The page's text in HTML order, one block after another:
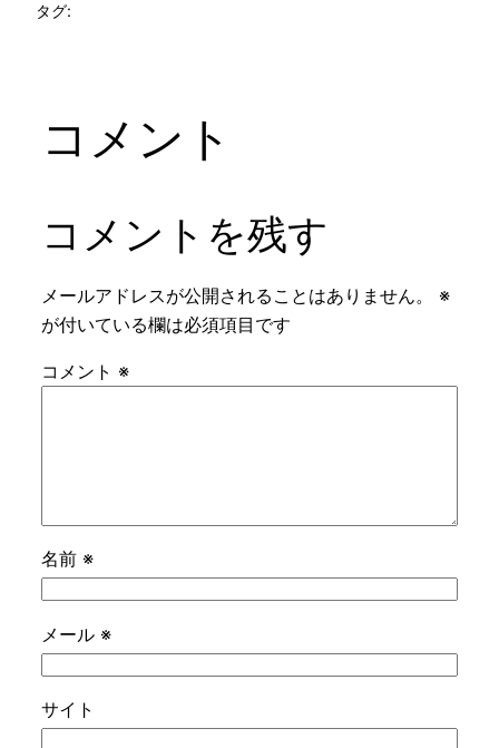
タグ:
コメント
コメントを残す
メールアドレスが公開されることはありません。
※
が付いている欄は必須項目です
コメント ※
名前 ※
メール ※
サイト